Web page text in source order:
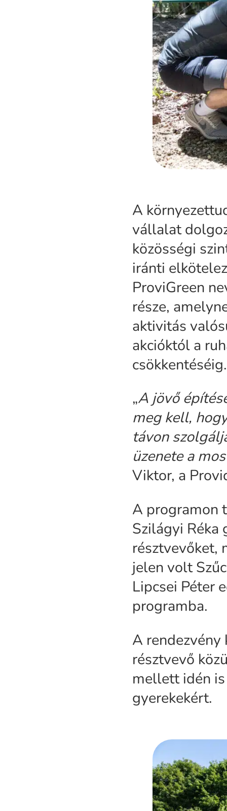
A
vállalat
közösségi
iránti
ProviGreen
része,
aktivitás
akcióktól a
csökkentéséig.
„A jövő
meg kell,
távon
üzenete a
Viktor, a
A programon
Szilágyi
résztvevőket,
jelen volt
Lipcsei Péter
programba.
A
résztvevő
mellett idén
gyerekekért.